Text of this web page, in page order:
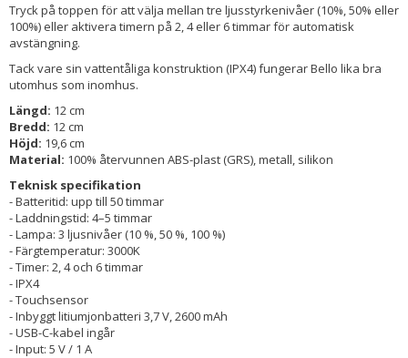
Tryck på toppen för att välja mellan tre ljusstyrkenivåer (10%, 50% eller
100%) eller aktivera timern på 2, 4 eller 6 timmar för automatisk
avstängning.
Tack vare sin vattentåliga konstruktion (IPX4) fungerar Bello lika bra
utomhus som inomhus.
Längd: 12 cm
Bredd: 12 cm
Höjd: 19,6 cm
Material: 100% återvunnen ABS-plast (GRS), metall, silikon
Teknisk specifikation
- Batteritid: upp till 50 timmar
- Laddningstid: 4–5 timmar
- Lampa: 3 ljusnivåer (10 %, 50 %, 100 %)
- Färgtemperatur: 3000K
- Timer: 2, 4 och 6 timmar
- IPX4
- Touchsensor
- Inbyggt litiumjonbatteri 3,7 V, 2600 mAh
- USB-C-kabel ingår
- Input: 5 V / 1 A